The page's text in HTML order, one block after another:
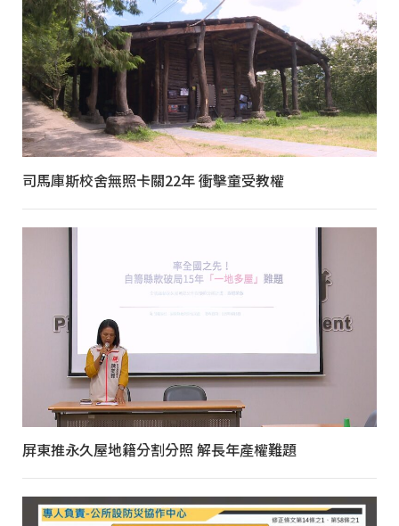
司馬庫斯校舍無照卡關22年 衝擊童受教權
屏東推永久屋地籍分割分照 解長年產權難題